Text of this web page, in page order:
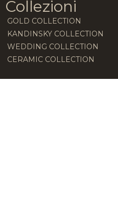
Collezioni
GOLD COLLECTION
KANDINSKY COLLECTION
WEDDING COLLECTION
CERAMIC COLLECTION
Sitemap